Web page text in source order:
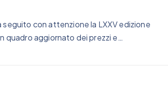
con attenzione la LXXV edizione
quadro aggiornato dei prezzi e…